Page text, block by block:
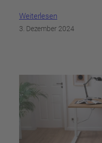
Weiterlesen
3. Dezember 2024